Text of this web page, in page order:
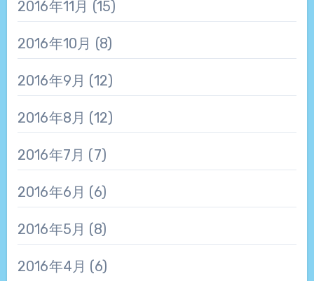
2016年11月 (15)
2016年10月 (8)
2016年9月 (12)
2016年8月 (12)
2016年7月 (7)
2016年6月 (6)
2016年5月 (8)
2016年4月 (6)